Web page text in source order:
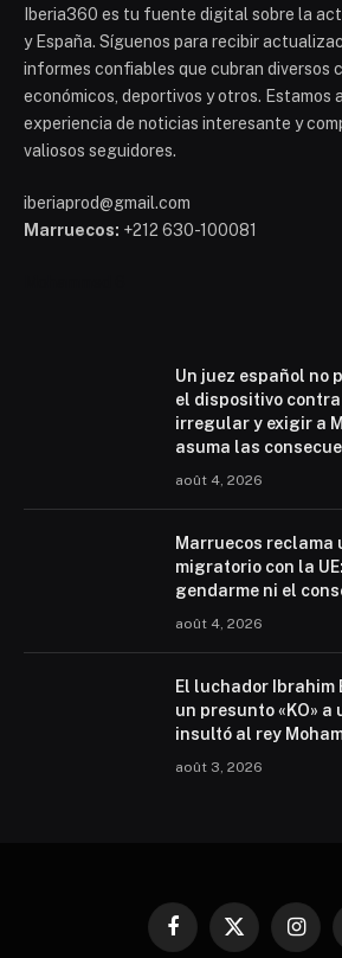
Iberia360 es tu fuente digital sobre la
y España. Síguenos para recibir
informes confiables que cubran diversos
económicos, deportivos y otros. Estamos
experiencia de noticias interesante y
valiosos seguidores.
iberiaprod@gmail.com
Marruecos: +212 630-100081
Un juez español no
el dispositivo
irregular y exigir a
asuma las
août 4, 2026
Marruecos reclama
migratorio con la
gendarme ni el
août 4, 2026
El luchador Ibrahim
un presunto «KO» a
insultó al rey
août 3, 2026
Facebook
X